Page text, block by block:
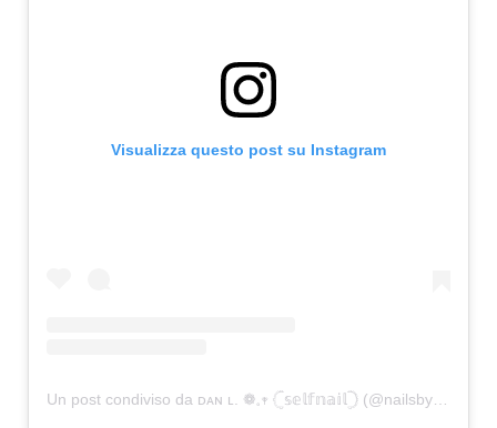
Visualizza questo post su Instagram
Un post condiviso da ᴅᴀɴ ʟ. ❁𓈒𖥧 𓊆𝕤𝕖𝕝𝕗𝕟𝕒𝕚𝕝𓊇 (@nailsbydan.m)